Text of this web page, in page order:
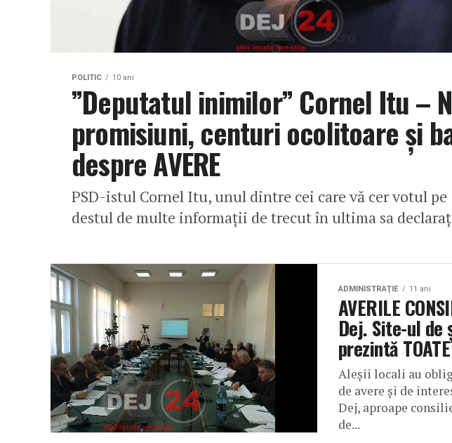
POLITIC 10 ani
”Deputatul inimilor” Cornel Itu –
promisiuni, centuri ocolitoare și
despre AVERE
PSD-istul Cornel Itu, unul dintre cei care vă cer votul pe
destul de multe informații de trecut în ultima sa
ADMINISTRAŢIE 11 ani
AVERILE
Dej. Site-ul
prezintă
Aleșii locali au
de avere și de
Dej, aproape
de...